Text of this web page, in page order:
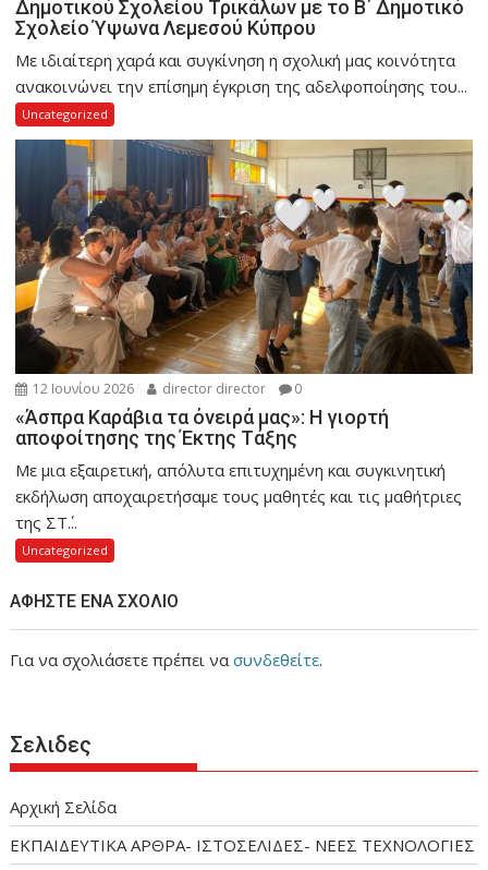
Δημοτικού Σχολείου Τρικάλων με το Β΄ Δημοτικό
Σχολείο Ύψωνα Λεμεσού Κύπρου
Με ιδιαίτερη χαρά και συγκίνηση η σχολική μας κοινότητα
ανακοινώνει την επίσημη έγκριση της αδελφοποίησης του...
Uncategorized
12 Ιουνίου 2026 director director 0
«Άσπρα Καράβια τα όνειρά μας»: Η γιορτή
αποφοίτησης της Έκτης Τάξης
Με μια εξαιρετική, απόλυτα επιτυχημένη και συγκινητική
εκδήλωση αποχαιρετήσαμε τους μαθητές και τις μαθήτριες
της ΣΤ΄...
Uncategorized
ΑΦΉΣΤΕ ΈΝΑ ΣΧΌΛΙΟ
Για να σχολιάσετε πρέπει νασυνδεθείτε.
Σελιδες
Αρχική Σελίδα
ΕΚΠΑΙΔΕΥΤΙΚΑ ΑΡΘΡΑ- ΙΣΤΟΣΕΛΙΔΕΣ- ΝΕΕΣ ΤΕΧΝΟΛΟΓΙΕΣ